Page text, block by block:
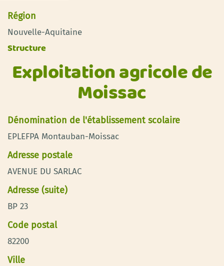
Région
Nouvelle-Aquitaine
Structure
Exploitation agricole de
Moissac
Dénomination de l'établissement scolaire
EPLEFPA Montauban-Moissac
Adresse postale
AVENUE DU SARLAC
Adresse (suite)
BP 23
Code postal
82200
Ville